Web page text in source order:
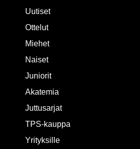
Uutiset
Ottelut
Miehet
Naiset
Juniorit
Akatemia
Juttusarjat
TPS-kauppa
Yrityksille